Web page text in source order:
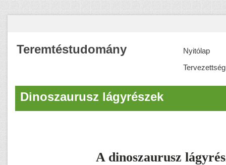
Teremtéstudomány
Nyitólap
Tervezettség
Dinoszaurusz lágyrészek
A dinoszaurusz